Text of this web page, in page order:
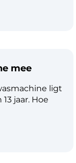
ook voor je
nieuwe
en
mee
ligt
jaar. Hoe